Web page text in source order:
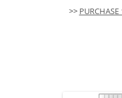
>>